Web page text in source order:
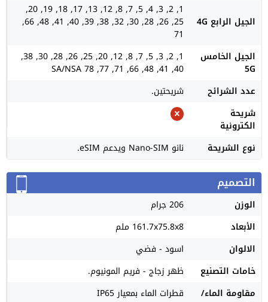
الجيل الرابع 4G
1, 2, 3, 4, 5, 7, 8, 12, 13, 17, 18, 19, 20,
25, 26, 28, 30, 32, 38, 39, 40, 41, 48, 66,
71
الجيل الخامس
5G
1, 2, 3, 5, 7, 8, 12, 20, 25, 26, 28, 30, 38,
40, 41, 48, 66, 71, 77, 78 SA/NSA
عدد الشرائح
شريحتين.
شريحة
الكترونية
نوع الشريحة
نانو Nano-SIM ويدعم eSIM.
التصميم
الوزن
206 جرام
الأبعاد
161.7x75.8x8 ملم
الالوان
اسود - فضي
خامات التصنيع
ظهر زجاج - فريم المونيوم.
مقاومة الماء/
قطرات الماء بمعيار IP65